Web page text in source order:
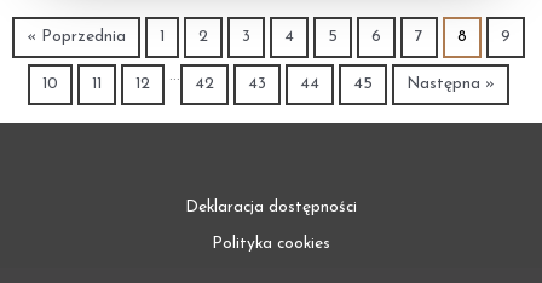
« Poprzednia 2 3 4 5 6 7 8 9
10 12
…
42 43 44 45 Następna »
Deklaracja dostępności
Polityka cookies